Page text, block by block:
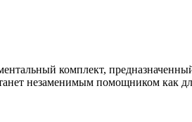
комплект,
незаменимым помощником как